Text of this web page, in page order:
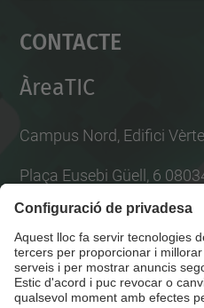
powered by
Contacte
ÀreaTIC
Campus Nord, Edifici
Plaça Eusebi Güell, 6
Per consultes tècniques
Llista Xarxes